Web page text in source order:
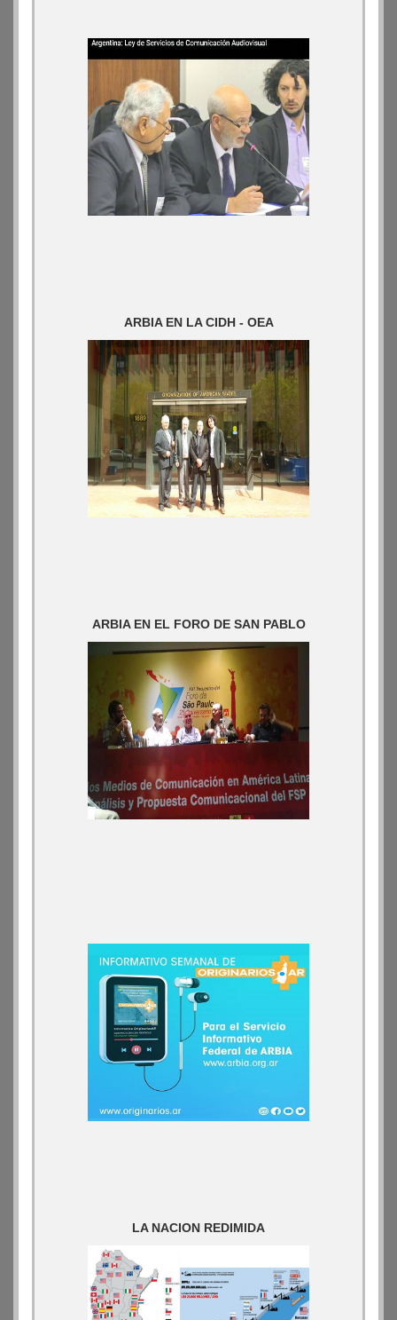
ARBIA EN LA CIDH - OEA
ARBIA EN EL FORO DE SAN PABLO
LA NACION REDIMIDA